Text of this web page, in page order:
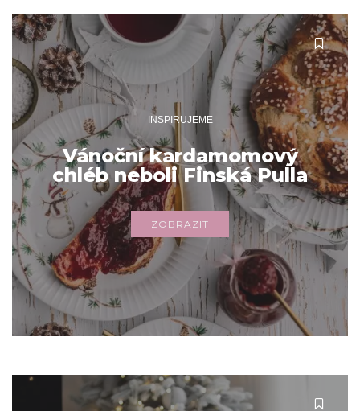
INSPIRUJEME
Vánoční kardamomový
chléb neboli Finská Pulla
ZOBRAZIT